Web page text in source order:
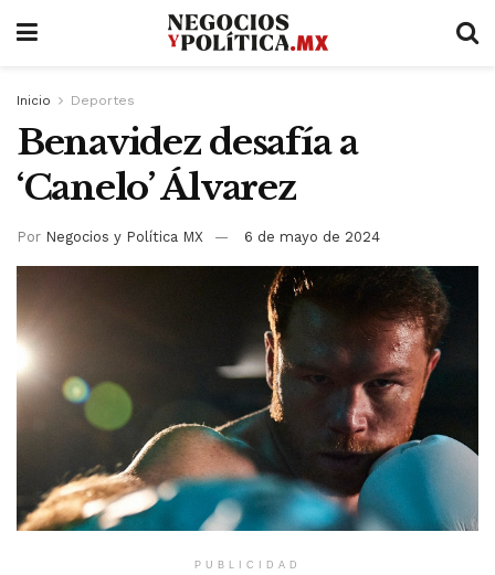
Inicio Deportes
Benavidez desafía a
‘Canelo’ Álvarez
Por Negocios y Política MX 6 de mayo de 2024
PUBLICIDAD